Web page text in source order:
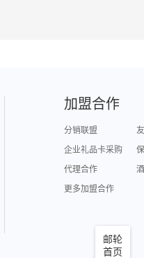
邮轮
首页
加盟合作
分销联盟
企业礼品卡采购
代理合作
更多加盟合作